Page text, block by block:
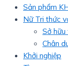
Sản phẩm
Nữ Tri thức
Sở
Chân
Khởi nghiệp